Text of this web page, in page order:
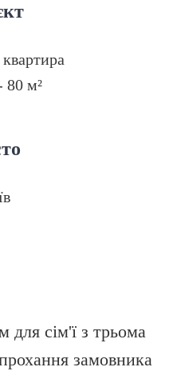
м²
для сім'ї з трьома
замовника